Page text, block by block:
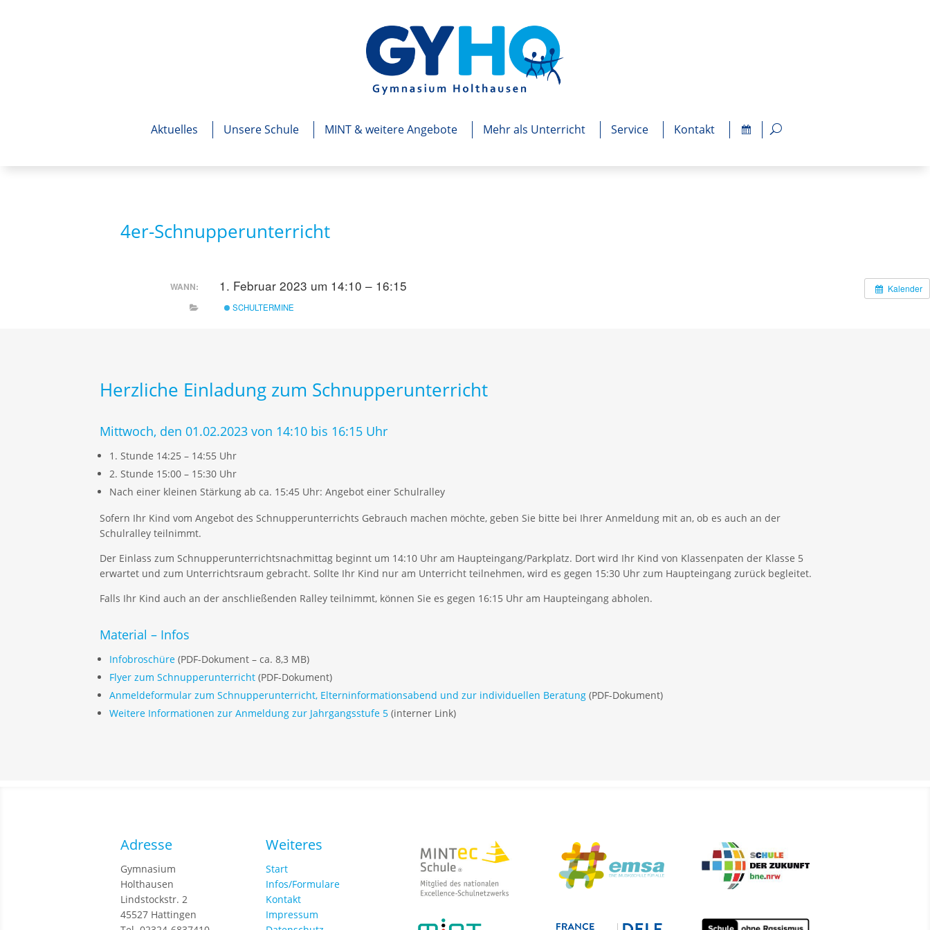
Aktuelles Unsere Schule MINT & weitere Angebote Mehr als Unterricht Service Kontakt
4er-Schnupperunterricht
Kalender
WANN: 1. Februar 2023 um 14:10 – 16:15
SCHULTERMINE
Herzliche Einladung zum Schnupperunterricht
Mittwoch, den 01.02.2023 von 14:10 bis 16:15 Uhr
1. Stunde 14:25 – 14:55 Uhr
2. Stunde 15:00 – 15:30 Uhr
Nach einer kleinen Stärkung ab ca. 15:45 Uhr: Angebot einer Schulralley
Sofern Ihr Kind vom Angebot des Schnupperunterrichts Gebrauch machen möchte, geben Sie bitte bei Ihrer Anmeldung mit an, ob es auch an der
Schulralley teilnimmt.
Der Einlass zum Schnupperunterrichtsnachmittag beginnt um 14:10 Uhr am Haupteingang/Parkplatz. Dort wird Ihr Kind von Klassenpaten der Klasse 5
erwartet und zum Unterrichtsraum gebracht. Sollte Ihr Kind nur am Unterricht teilnehmen, wird es gegen 15:30 Uhr zum Haupteingang zurück begleitet.
Falls Ihr Kind auch an der anschließenden Ralley teilnimmt, können Sie es gegen 16:15 Uhr am Haupteingang abholen.
Material – Infos
Infobroschüre (PDF-Dokument – ca. 8,3 MB)
Flyer zum Schnupperunterricht (PDF-Dokument)
Anmeldeformular zum Schnupperunterricht, Elterninformationsabend und zur individuellen Beratung (PDF-Dokument)
Weitere Informationen zur Anmeldung zur Jahrgangsstufe 5 (interner Link)
Adresse
Gymnasium
Holthausen
Lindstockstr. 2
45527 Hattingen
Weiteres
Start
Infos/Formulare
Kontakt
Impressum